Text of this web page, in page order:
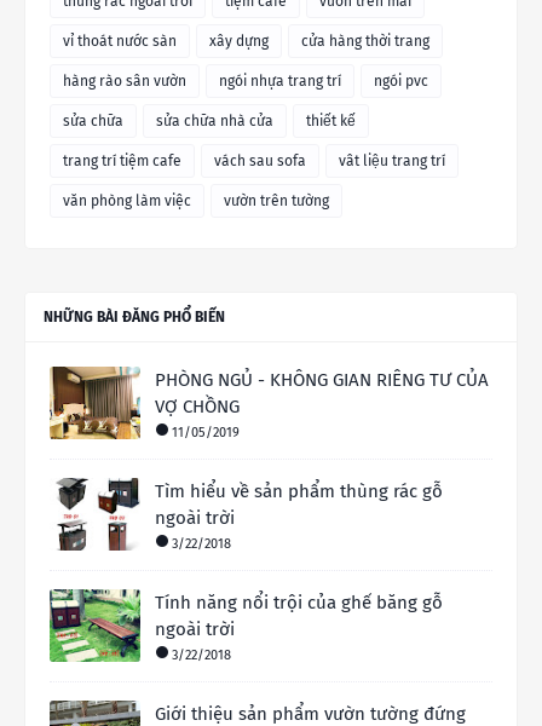
vỉ thoát nước sàn xây dựng cửa hàng thời trang
hàng rào sân vườn ngói nhựa trang trí ngói pvc
sửa chữa sửa chữa nhà cửa thiết kế
trang trí tiệm cafe vách sau sofa vât liệu trang trí
văn phòng làm việc vườn trên tường
NHỮNG BÀI ĐĂNG PHỔ BIẾN
PHÒNG NGỦ - KHÔNG GIAN RIÊNG TƯ CỦA
VỢ CHỒNG
11/05/2019
Tìm hiểu về sản phẩm thùng rác gỗ
ngoài trời
3/22/2018
Tính năng nổi trội của ghế băng gỗ
ngoài trời
3/22/2018
Giới thiệu sản phẩm vườn tường đứng